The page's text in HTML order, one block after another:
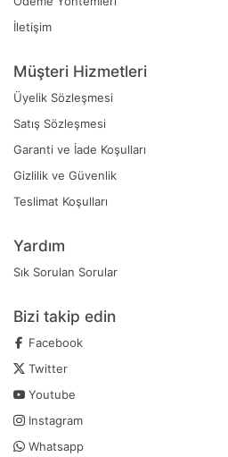
İletişim
Müşteri Hizmetleri
Üyelik Sözleşmesi
Satış Sözleşmesi
Garanti ve İade Koşulları
Gizlilik ve Güvenlik
Teslimat Koşulları
Yardım
Sık Sorulan Sorular
Bizi takip edin
Facebook
Twitter
Youtube
Instagram
Whatsapp